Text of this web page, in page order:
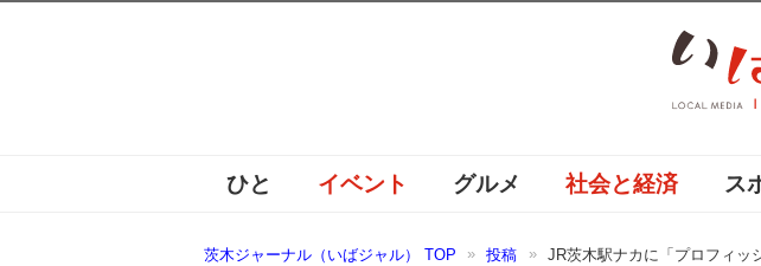
ひと イベント グルメ 社会と経済 ス
茨木ジャーナル（いばジャル） TOP 投稿 JR茨木駅ナカに「プロフィッ